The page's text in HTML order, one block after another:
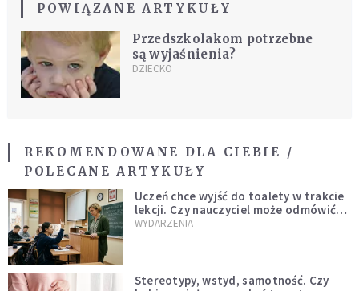
POWIĄZANE ARTYKUŁY
Przedszkolakom potrzebne
są wyjaśnienia?
DZIECKO
REKOMENDOWANE DLA CIEBIE /
POLECANE ARTYKUŁY
Uczeń chce wyjść do toalety w trakcie
lekcji. Czy nauczyciel może odmówić?
Jest jasne stanowisko
WYDARZENIA
Stereotypy, wstyd, samotność. Czy